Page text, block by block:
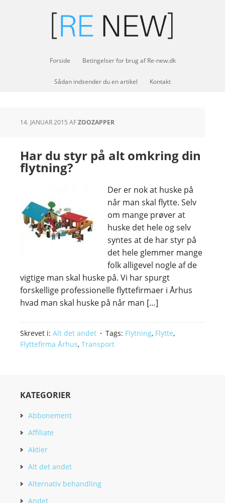
Forside Betingelser for brug af Re-new.dk
Sådan indsender du en artikel Kontakt
14. JANUAR 2015 AFZOOZAPPER
Har du styr på alt omkring din
flytning?
Der er nok at huske på
når man skal flytte. Selv
om mange prøver at
huske det hele og selv
syntes at de har styr på
det hele glemmer mange
folk alligevel nogle af de
vigtige man skal huske på. Vi har spurgt
forskellige professionelle flyttefirmaer i Århus
hvad man skal huske på når man […]
Skrevet i: Alt det andet Tags: Flytning, Flytte,
Flyttefirma Århus, Transport
KATEGORIER
Abbonement
Affiliate
Aktier
Alt det andet
Alternativ behandling
Andet